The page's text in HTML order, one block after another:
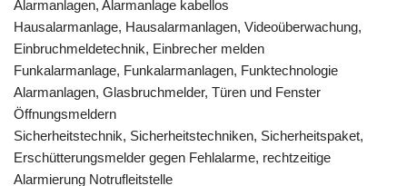
Alarmanlagen, Alarmanlage kabellos
Hausalarmanlage, Hausalarmanlagen, Videoüberwachung,
Einbruchmeldetechnik, Einbrecher melden
Funkalarmanlage, Funkalarmanlagen, Funktechnologie
Alarmanlagen, Glasbruchmelder, Türen und Fenster
Öffnungsmeldern
Sicherheitstechnik, Sicherheitstechniken, Sicherheitspaket,
Erschütterungsmelder gegen Fehlalarme, rechtzeitige
Alarmierung Notrufleitstelle